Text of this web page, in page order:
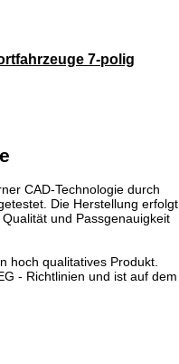
7-polig
CAD-Technologie durch
Die Herstellung erfolgt
und Passgenauigkeit
hoch qualitatives Produkt.
- Richtlinien und ist auf dem